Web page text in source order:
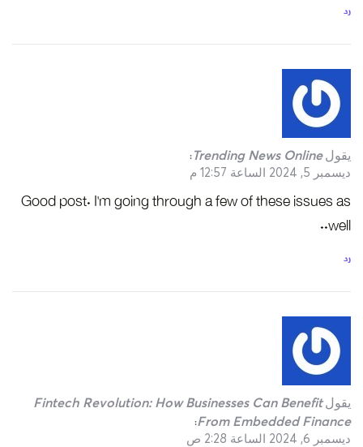
رد
يقول Trending News Online
:
ديسمبر 5, 2024 الساعة 12:57 م
Good post. I’m going through a few of these issues as
well..
رد
يقول Fintech Revolution: How Businesses Can Benefit
From Embedded Finance
:
ديسمبر 6, 2024 الساعة 2:28 ص